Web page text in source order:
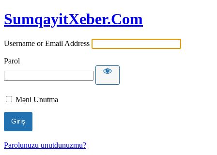
SumqayitXeber.Com
Username or Email Address
Parol
Məni Unutma
Parolunuzu unutdunuzmu?